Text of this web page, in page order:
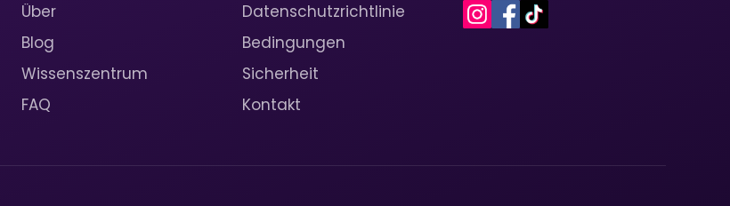
Über
Blog
Wissenszentrum
FAQ
Datenschutzrichtlinie
Bedingungen
Sicherheit
Kontakt